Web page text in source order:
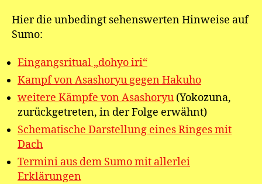
Hier die unbedingt sehenswerten Hinweise auf
Sumo:
Eingangsritual „dohyo iri“
Kampf von Asashoryu gegen Hakuho
weitere Kämpfe von Asashoryu (Yokozuna,
zurückgetreten, in der Folge erwähnt)
Schematische Darstellung eines Ringes mit
Dach
Termini aus dem Sumo mit allerlei
Erklärungen